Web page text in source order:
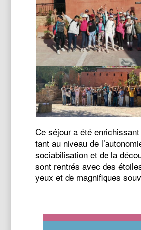
Ce séjour a été
tant au niveau de
sociabilisation et de la
sont rentrés avec des
yeux et de magnifiques